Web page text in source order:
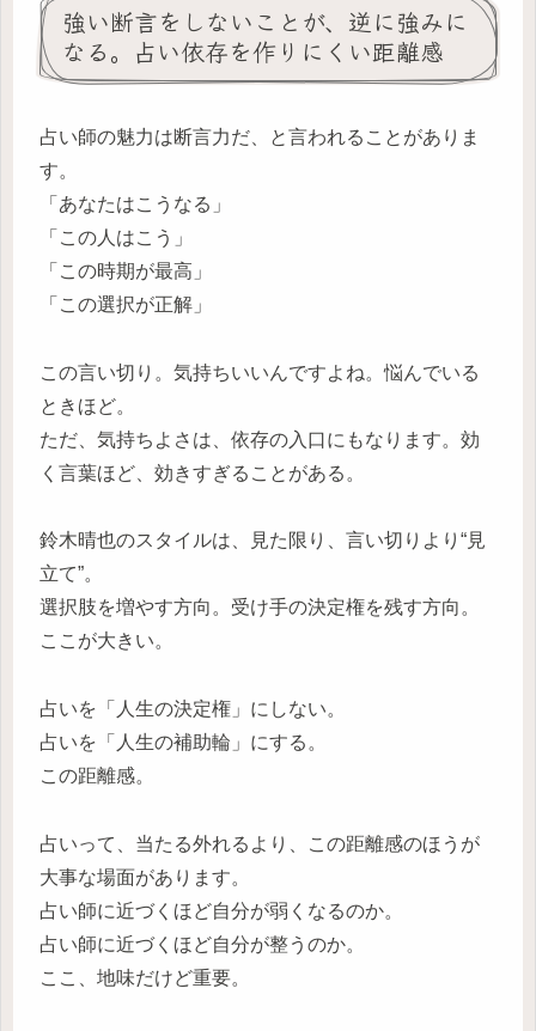
強い断言をしないことが、逆に強みに
なる。占い依存を作りにくい距離感
占い師の魅力は断言力だ、と言われることがありま
す。
「あなたはこうなる」
「この人はこう」
「この時期が最高」
「この選択が正解」
この言い切り。気持ちいいんですよね。悩んでいる
ときほど。
ただ、気持ちよさは、依存の入口にもなります。効
く言葉ほど、効きすぎることがある。
鈴木晴也のスタイルは、見た限り、言い切りより“見
立て”。
選択肢を増やす方向。受け手の決定権を残す方向。
ここが大きい。
占いを「人生の決定権」にしない。
占いを「人生の補助輪」にする。
この距離感。
占いって、当たる外れるより、この距離感のほうが
大事な場面があります。
占い師に近づくほど自分が弱くなるのか。
占い師に近づくほど自分が整うのか。
ここ、地味だけど重要。